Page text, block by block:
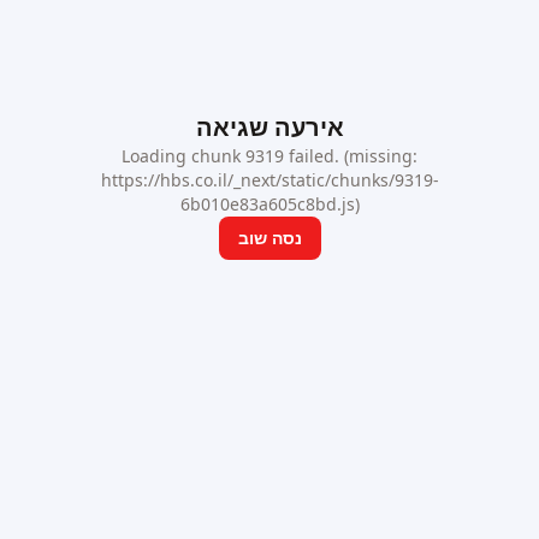
אירעה שגיאה
Loading chunk 9319 failed. (missing:
https://hbs.co.il/_next/static/chunks/9319-
6b010e83a605c8bd.js)